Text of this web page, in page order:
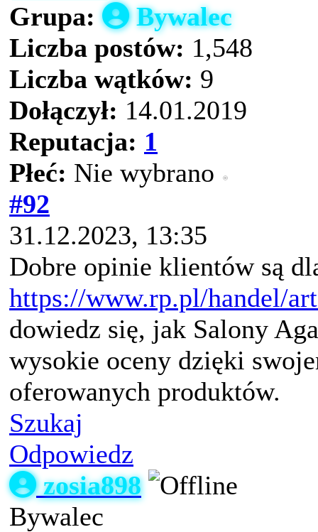
Grupa:
Bywalec
Liczba postów: 1,548
Liczba wątków: 9
Dołączył: 14.01.2019
Reputacja: 1
Płeć: Nie wybrano
#92
31.12.2023, 13:35
Dobre opinie klientów są
https://www.rp.pl/handel/
dowiedz się, jak Salony
wysokie oceny dzięki
oferowanych produktów.
Szukaj
Odpowiedz
zosia898
Bywalec